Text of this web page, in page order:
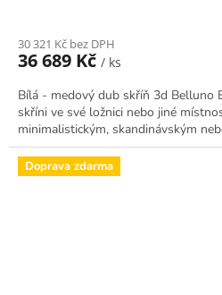
30 321 Kč bez DPH
36 689 Kč / ks
Bílá - medový dub skříň 3d Belluno
skříni ve své ložnici nebo jiné
minimalistickým, skandinávským
Doprava zdarma